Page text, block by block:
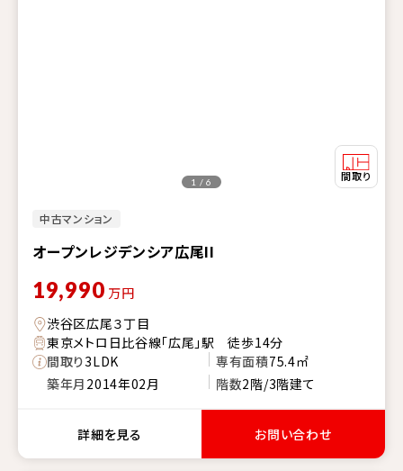
中古マンション
オープンレジデンシア広尾II
1 / 6
19,990 万円
渋谷区広尾３丁目
東京メトロ日比谷線「広尾」駅 徒歩14分
間取り3LDK 専有面積75.4㎡
築年月 2014年02月 階数2階/3階建て
詳細を見る お問い合わせ